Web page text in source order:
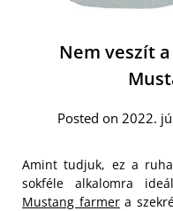
Nem veszít
Posted on 2022.
Amint tudjuk, ez a
sokféle alkalomra
Mustang farmera